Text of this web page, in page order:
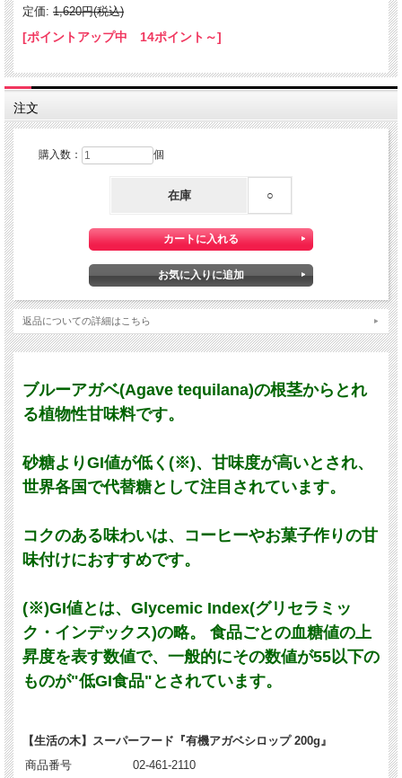
定価: 1,620円(税込)
[ポイントアップ中 14ポイント～]
注文
購入数： 個
在庫 ○
返品についての詳細はこちら
ブルーアガベ(Agave tequilana)の根茎からとれ
る植物性甘味料です。
砂糖よりGI値が低く(※)、甘味度が高いとされ、
世界各国で代替糖として注目されています。
コクのある味わいは、コーヒーやお菓子作りの甘
味付けにおすすめです。
(※)GI値とは、Glycemic Index(グリセラミッ
ク・インデックス)の略。 食品ごとの血糖値の上
昇度を表す数値で、一般的にその数値が55以下の
ものが"低GI食品"とされています。
【生活の木】スーパーフード『有機アガベシロップ 200g』
商品番号
02-461-2110